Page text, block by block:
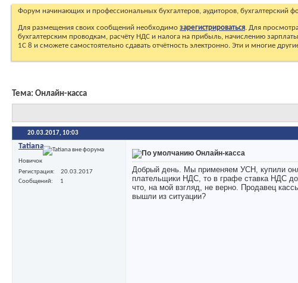
Форум начинающих и профессиональных бухгалтеров, аудиторов,
Для размещения своих сообщений необходимо зарегистрироваться. Для
бухгалтерским проводкам, расчёту НДС и налога на прибыль, начислению
1С 8 и сможете самостоятельно сдавать отчётность электронно. Эти и многие
Тема: Онлайн-касса
20.03.2017, 10:03
Tatiana
Новичок
Регистрация
20.03.2017
Сообщений
1
Онлайн-касса
Добрый день. Мы применяем УСН, купили
плательщики НДС, то в графе ставка НДС
что, на мой взгляд, не верно. Продавец
вышли из ситуации?